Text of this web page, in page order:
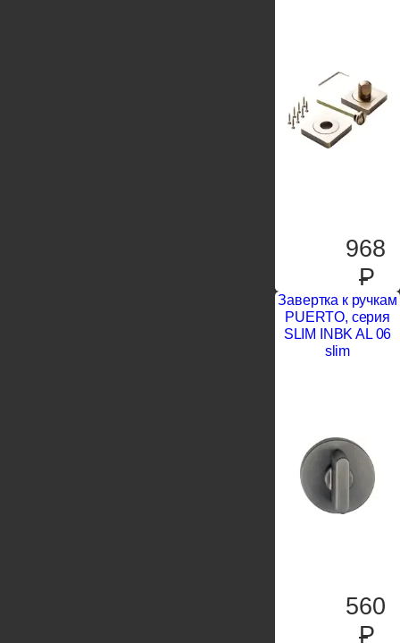
968
P
Завертка к ручкам
PUERTO, серия
SLIM INBK AL 06
slim
560
P